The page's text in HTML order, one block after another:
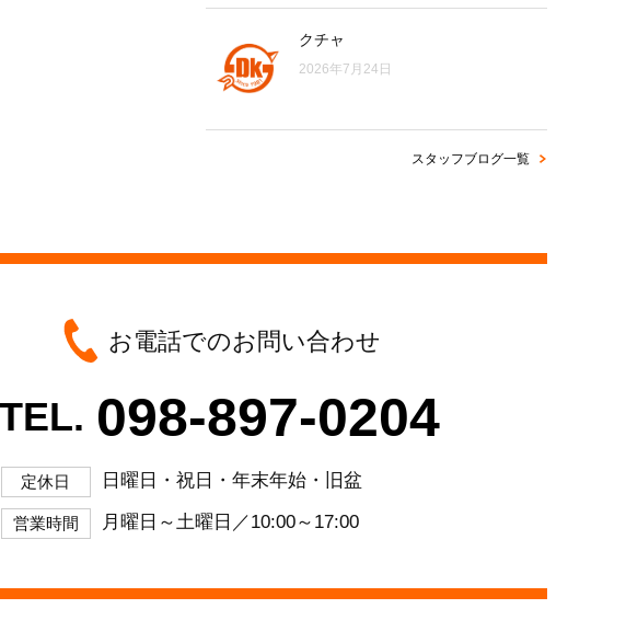
クチャ
2026年7月24日
スタッフブログ一覧
お電話でのお問い合わせ
TEL. 098-897-0204
定休日 日曜日・祝日・年末年始・旧盆
営業時間 月曜日～土曜日／10:00～17:00